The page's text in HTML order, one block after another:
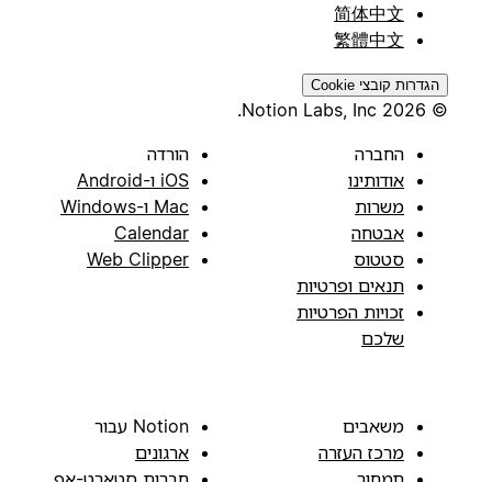
简体中文
繁體中文
הגדרות קובצי Cookie
© 2026 Notion Labs, Inc.
החברה
אודותינו
משרות
אבטחה
סטטוס
תנאים ופרטיות
זכויות הפרטיות
שלכם
הורדה
iOS ו-Android
Mac ו-Windows
Calendar
Web Clipper
משאבים
מרכז העזרה
Notion עבור
ארגונים